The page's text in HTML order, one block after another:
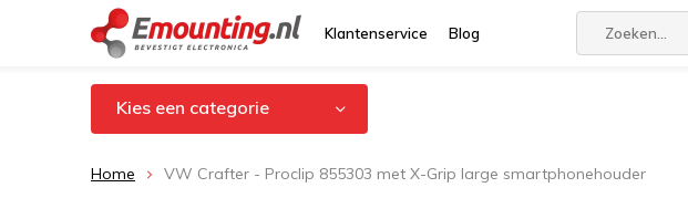
Klantenservice Blog
Kies een categorie
Home VW Crafter - Proclip 855303 met X-Grip large smartphonehouder